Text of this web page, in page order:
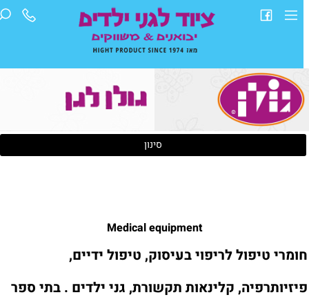
סינון
Medical equipment
טיפול לריפוי בעיסוק, טיפול ידיים,
קלינאות תקשורת, גני ילדים . בתי ספר